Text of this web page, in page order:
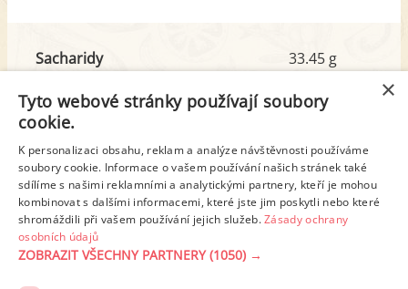
Sacharidy
33.45 g
Tuk
z toho nas. mastné kyseliny
2.46 g
0.91 g
Detailní rozpis
×
Tyto webové stránky používají soubory
cookie.
K personalizaci obsahu, reklam a analýze návštěvnosti používáme
soubory cookie. Informace o vašem používání našich stránek také
sdílíme s našimi reklamními a analytickými partnery, kteří je mohou
kombinovat s dalšími informacemi, které jste jim poskytli nebo které
shromáždili při vašem používání jejich služeb.Zásady ochrany
osobních údajů
ZOBRAZIT VŠECHNY PARTNERY(1050) →